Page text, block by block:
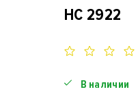
НС 2922
В наличии